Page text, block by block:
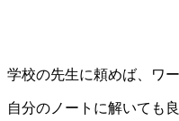
学校の先生に頼めば、ワ
自分のノートに解いても